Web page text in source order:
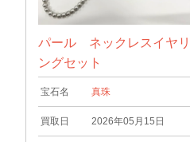
パール ネックレスイヤリ
ングセット
宝石名 真珠
買取日 2026年05月15日